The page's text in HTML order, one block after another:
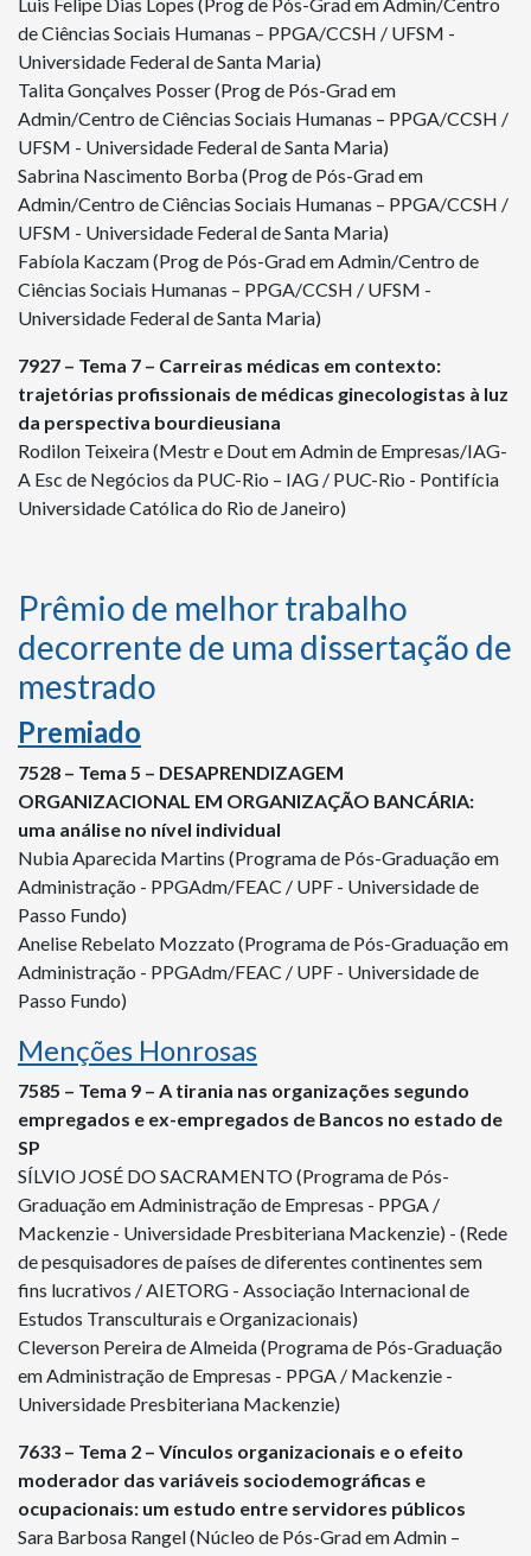
de Ciências Sociais Humanas – PPGA/CCSH / UFSM -
Universidade Federal de Santa Maria)
Talita Gonçalves Posser (Prog de Pós-Grad em
Admin/Centro de Ciências Sociais Humanas – PPGA/CCSH /
UFSM - Universidade Federal de Santa Maria)
Sabrina Nascimento Borba (Prog de Pós-Grad em
Admin/Centro de Ciências Sociais Humanas – PPGA/CCSH /
UFSM - Universidade Federal de Santa Maria)
Fabíola Kaczam (Prog de Pós-Grad em Admin/Centro de
Ciências Sociais Humanas – PPGA/CCSH / UFSM -
Universidade Federal de Santa Maria)
7927 – Tema 7 – Carreiras médicas em contexto:
trajetórias profissionais de médicas ginecologistas à luz
da perspectiva bourdieusiana
Rodilon Teixeira (Mestr e Dout em Admin de Empresas/IAG-
A Esc de Negócios da PUC-Rio – IAG / PUC-Rio - Pontifícia
Universidade Católica do Rio de Janeiro)
Prêmio de melhor trabalho
decorrente de uma dissertação de
mestrado
Premiado
7528 – Tema 5 – DESAPRENDIZAGEM
ORGANIZACIONAL EM ORGANIZAÇÃO BANCÁRIA:
uma análise no nível individual
Nubia Aparecida Martins (Programa de Pós-Graduação em
Administração - PPGAdm/FEAC / UPF - Universidade de
Passo Fundo)
Anelise Rebelato Mozzato (Programa de Pós-Graduação em
Administração - PPGAdm/FEAC / UPF - Universidade de
Passo Fundo)
Menções Honrosas
7585 – Tema 9 – A tirania nas organizações segundo
empregados e ex-empregados de Bancos no estado de
SP
SÍLVIO JOSÉ DO SACRAMENTO (Programa de Pós-
Graduação em Administração de Empresas - PPGA /
Mackenzie - Universidade Presbiteriana Mackenzie) - (Rede
de pesquisadores de países de diferentes continentes sem
fins lucrativos / AIETORG - Associação Internacional de
Estudos Transculturais e Organizacionais)
Cleverson Pereira de Almeida (Programa de Pós-Graduação
em Administração de Empresas - PPGA / Mackenzie -
Universidade Presbiteriana Mackenzie)
7633 – Tema 2 – Vínculos organizacionais e o efeito
moderador das variáveis sociodemográficas e
ocupacionais: um estudo entre servidores públicos
Sara Barbosa Rangel (Núcleo de Pós-Grad em Admin –